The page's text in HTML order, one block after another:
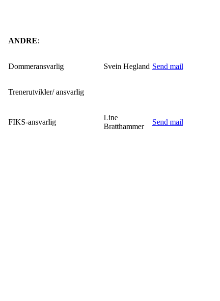
ANDRE:
Dommeransvarlig Svein Hegland Send mail
Trenerutvikler/ ansvarlig
FIKS-ansvarlig
Line
Bratthammer
Send mail